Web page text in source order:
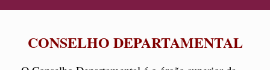
CONSELHO DEPARTAMENTAL